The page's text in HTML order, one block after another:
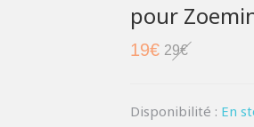
pour
29€
19€
Disponibilité : En